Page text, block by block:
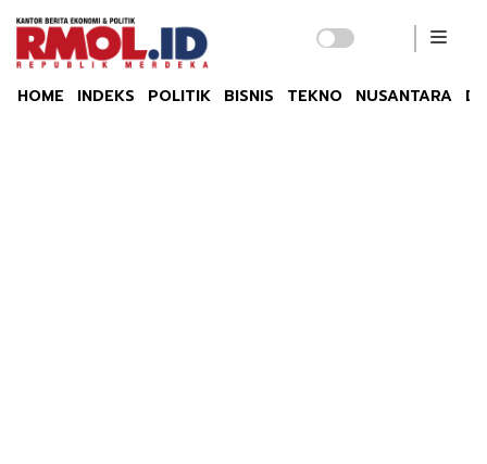
HOME INDEKS POLITIK BISNIS TEKNO NUSANTARA